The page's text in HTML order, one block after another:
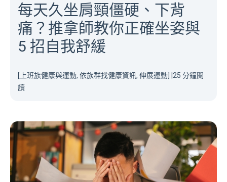
每天久坐肩頸僵硬、下背
痛？推拿師教你正確坐姿與
5 招自我舒緩
[上班族健康與運動, 依族群找健康資訊, 伸展運動]
25 分鐘閱
讀